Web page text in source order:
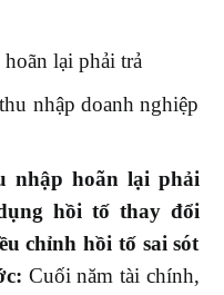
lại phải trả
nhập doanh nghiệp
nhập hoãn lại phải
hồi tố thay đổi
chỉnh hồi tố sai sót
Cuối năm tài chính,